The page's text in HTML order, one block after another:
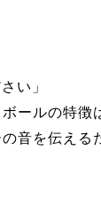
い」
ールの特
音を伝え